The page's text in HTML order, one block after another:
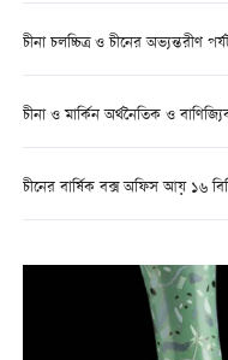
চীনা চলচ্চিত্র ও চীনের অভ্যন্তরীণ
চীনা ও মার্কিন অর্থনৈতিক ও
চীনের বার্ষিক বক্স অফিস আয় ১৬